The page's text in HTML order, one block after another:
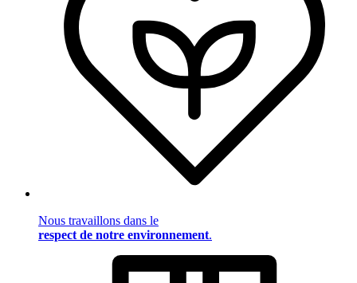
Nous travaillons dans le
respect de notre environnement.